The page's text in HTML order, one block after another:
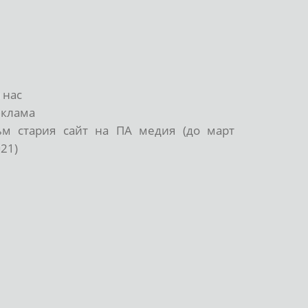
нас
стария сайт на ПА медия (до март